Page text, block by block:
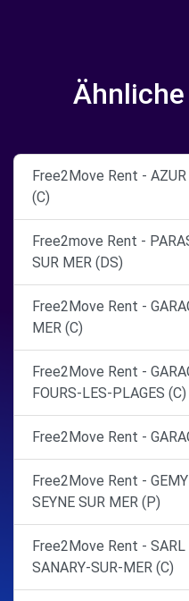
Free2Move Rent - AZUR
(C)
Free2move Rent -
SUR MER (DS)
Free2Move Rent -
MER (C)
Free2Move Rent -
FOURS-LES-PLAGES (C)
Free2Move Rent -
Free2Move Rent -
SEYNE SUR MER (P)
Free2Move Rent - SARL
SANARY-SUR-MER (C)